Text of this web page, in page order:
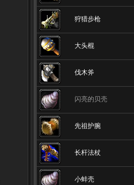
狩猎步枪
大头棍
伐木斧
闪亮的贝壳
先祖护腕
长杆法杖
小蚌壳